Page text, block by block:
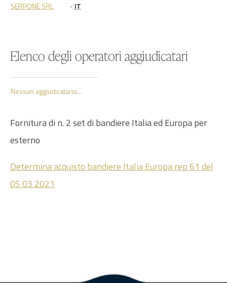
SERPONE SRL -IT
Elenco degli operatori aggiudicatari
Nessun aggiudicatario...
Fornitura di n. 2 set di bandiere Italia ed Europa per
esterno
Determina acquisto bandiere Italia Europa rep 61 del
05 03 2021